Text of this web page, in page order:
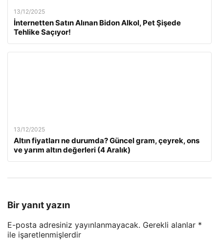
13/12/2025
İnternetten Satın Alınan Bidon Alkol, Pet Şişede
Tehlike Saçıyor!
13/12/2025
Altın fiyatları ne durumda? Güncel gram, çeyrek, ons
ve yarım altın değerleri (4 Aralık)
Bir yanıt yazın
E-posta adresiniz yayınlanmayacak. Gerekli alanlar *
ile işaretlenmişlerdir